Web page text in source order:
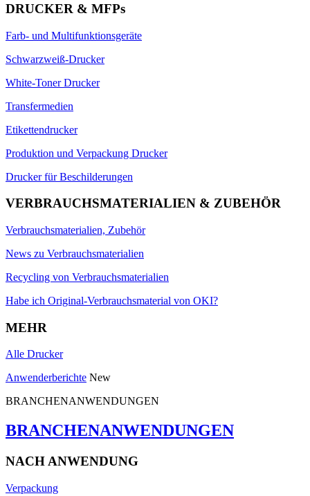
DRUCKER & MFPs
Farb- und Multifunktionsgeräte
Schwarzweiß-Drucker
White-Toner Drucker
Transfermedien
Etikettendrucker
Produktion und Verpackung Drucker
Drucker für Beschilderungen
VERBRAUCHSMATERIALIEN & ZUBEHÖR
Verbrauchsmaterialien, Zubehör
News zu Verbrauchsmaterialien
Recycling von Verbrauchsmaterialien
Habe ich Original-Verbrauchsmaterial von OKI?
MEHR
Alle Drucker
Anwenderberichte New
BRANCHENANWENDUNGEN
BRANCHENANWENDUNGEN
NACH ANWENDUNG
Verpackung